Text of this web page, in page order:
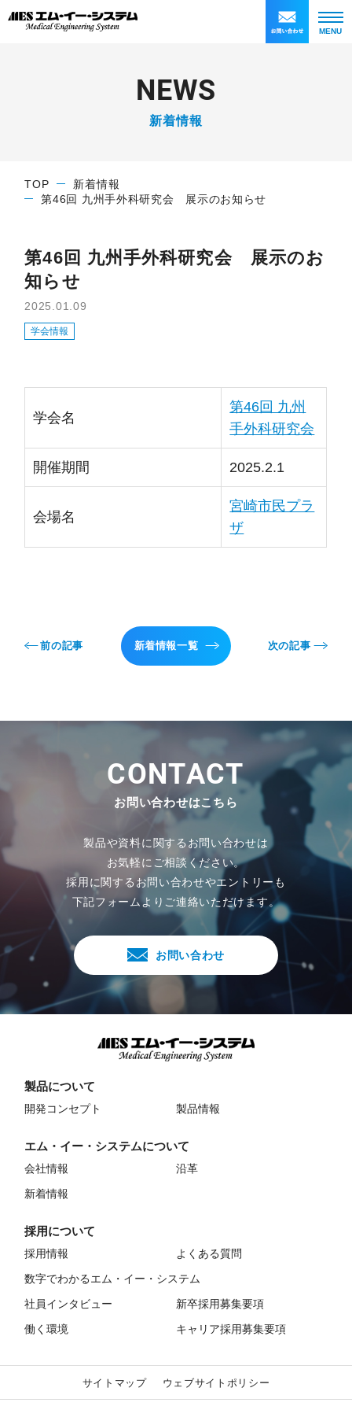
MENU
NEWS
新着情報
TOP
新着情報
第46回 九州手外科研究会 展示のお知らせ
第46回 九州手外科研究会 展示のお
知らせ
2025.01.09
学会情報
学会名
第46回 九州
手外科研究会
開催期間 2025.2.1
会場名
宮崎市民プラ
ザ
前の記事 新着情報一覧 次の記事
CONTACT
お問い合わせはこちら
製品や資料に関するお問い合わせは
お気軽にご相談ください。
採用に関するお問い合わせやエントリーも
下記フォームよりご連絡いただけます。
お問い合わせ
製品について
開発コンセプト 製品情報
エム・イー・システムについて
会社情報
沿革
新着情報
採用について
採用情報
数字でわかるエム・イー・システム
社員インタビュー
働く環境
よくある質問
新卒採用募集要項
キャリア採用募集要項
サイトマップ ウェブサイトポリシー